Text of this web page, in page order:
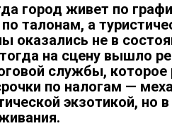
город живет по
талонам, а
оказались не в
на сцену вышло
службы, которое
по налогам —
экзотикой, но